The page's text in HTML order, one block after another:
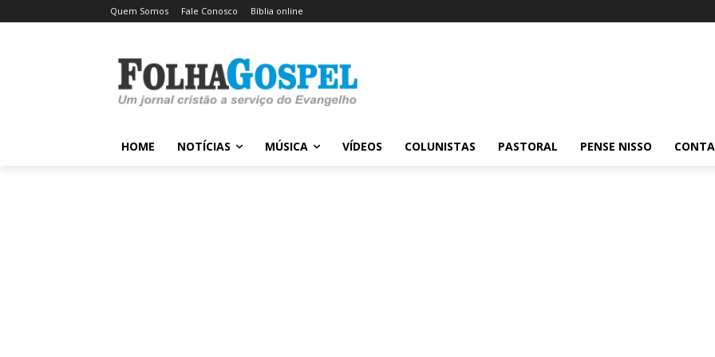
Quem Somos Fale Conosco Bíblia online
HOME NOTÍCIAS MÚSICA VÍDEOS COLUNISTAS PASTORAL PENSE NISSO